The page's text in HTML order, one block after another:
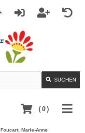
SUCHEN
( 0 )
Foucart, Marie-Anne